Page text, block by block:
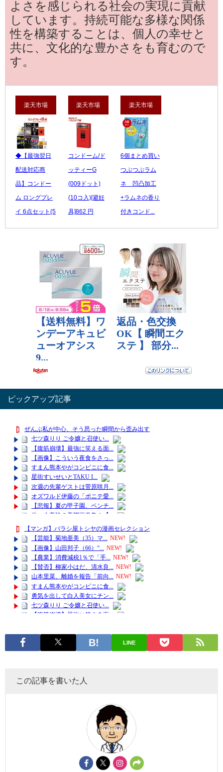
よさを感じられる社会の実現に貢献
しています。持続可能な多様な関係
性を構築することは、個人の幸せと
共に、文化的な豊かさをも育むので
す。
楽天市場
◆【最強翌日
配送対応商
品】コンドー
ム ロングプレ
イ 6点セット(5
レビュー数：0
楽天市場
コンドーム/ド
ッティーG
(009ドット)
(10コ入)[避妊
具]862 円
楽天市場
6個まとめ買い
つぶつぶラム
ネ 凹凸加工
+ラムネの香り
付きコンド...
ピックアップ記事
LINE
この記事を書いた人